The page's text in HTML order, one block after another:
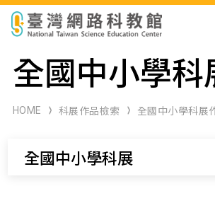
科展作品檢索
科學研習月刊
全國中小學科
HOME 科展作品檢索 全國中小學科展
全國中小學科展